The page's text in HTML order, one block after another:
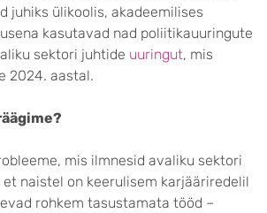
juhiks ülikoolis, akadeemilises
kasutavad nad poliitikauuringute
sektori juhtide uuringut, mis
2024. aastal.
mis ilmnesid avaliku sektori
naistel on keerulisem karjääriredelil
rohkem tasustamata tööd –